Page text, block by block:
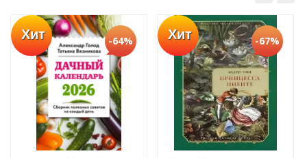
Хит -64% Хит -67%